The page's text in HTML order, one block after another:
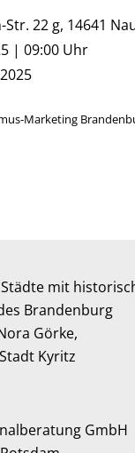
Str. 22 g, 14641
| 09:00 Uhr
Marketing
mit
Brandenburg
Görke,
Kyritz
GmbH